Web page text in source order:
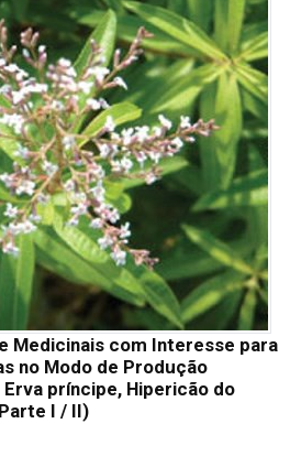
Medicinais com Interesse para
no Modo de Produção
príncipe, Hipericão do
I / II)